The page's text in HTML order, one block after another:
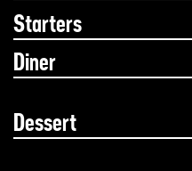
Starters
Diner
Dessert